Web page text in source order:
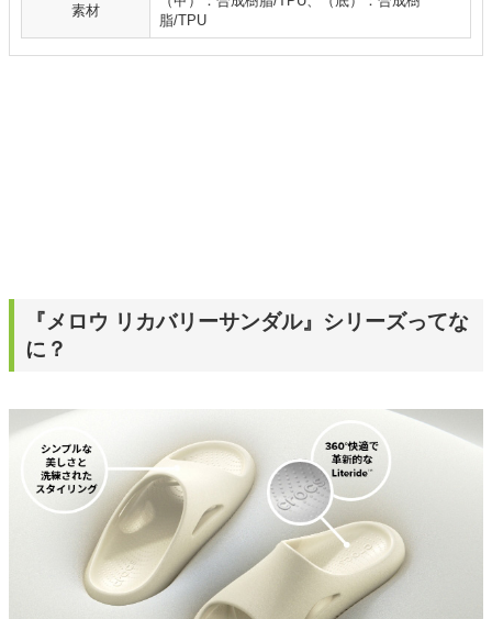
素材
脂/TPU
『メロウ リカバリーサンダル』シリーズってな
に？